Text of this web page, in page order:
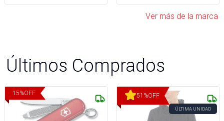
Ver más de la marca
Últimos Comprados
15%OFF 51 %OFF
ÚLTIMA UNIDAD